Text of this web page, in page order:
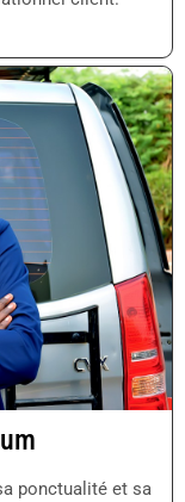
ponctualité et sa